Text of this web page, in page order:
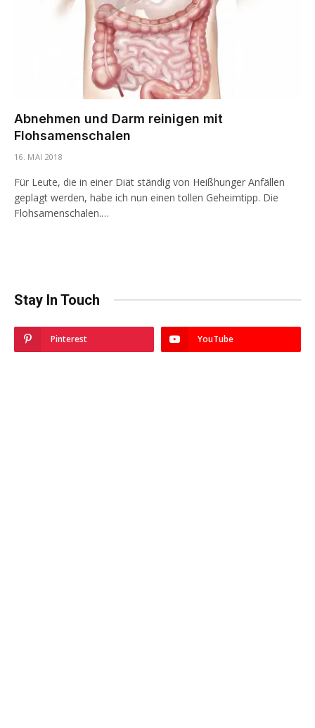
Abnehmen und Darm reinigen mit
Flohsamenschalen
16. MAI 2018
Für Leute, die in einer Diät ständig von Heißhunger Anfällen
geplagt werden, habe ich nun einen tollen Geheimtipp. Die
Flohsamenschalen.…
Stay In Touch
Pinterest YouTube